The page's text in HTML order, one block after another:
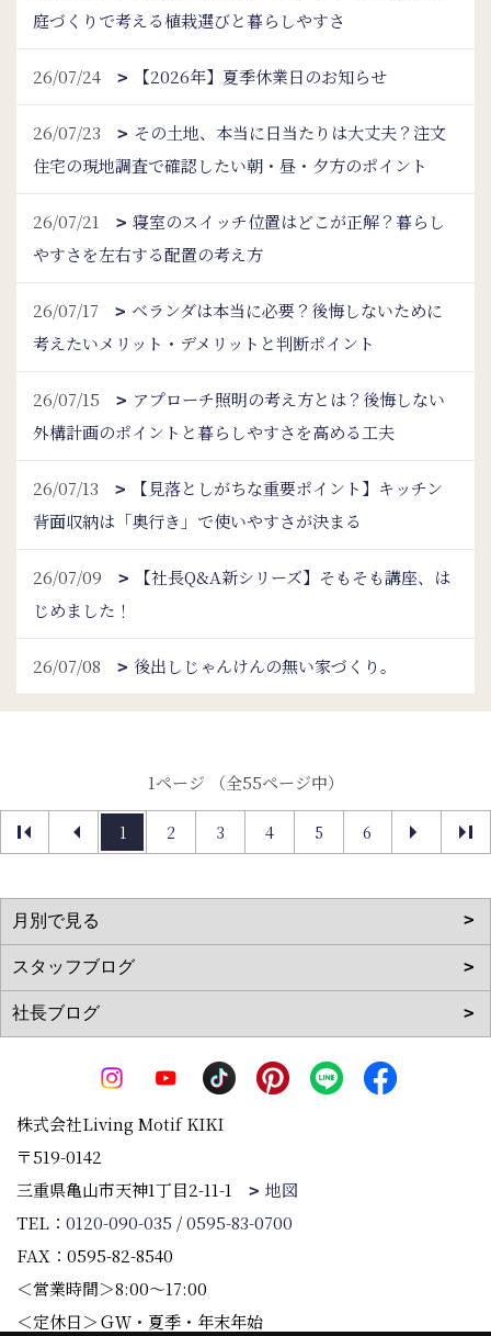
庭づくりで考える植栽選びと暮らしやすさ
26/07/24 【2026年】夏季休業日のお知らせ
26/07/23
その土地、本当に日当たりは大丈夫？注文
住宅の現地調査で確認したい朝・昼・夕方のポイント
26/07/21
寝室のスイッチ位置はどこが正解？暮らし
やすさを左右する配置の考え方
26/07/17
ベランダは本当に必要？後悔しないために
考えたいメリット・デメリットと判断ポイント
26/07/15
アプローチ照明の考え方とは？後悔しない
外構計画のポイントと暮らしやすさを高める工夫
26/07/13
【見落としがちな重要ポイント】キッチン
背面収納は「奥行き」で使いやすさが決まる
26/07/09
【社長Q&A新シリーズ】そもそも講座、は
じめました！
26/07/08 後出しじゃんけんの無い家づくり。
1ページ （全55ページ中）
1 2 3 4 5 6
株式会社Living Motif KIKI
〒519-0142
三重県亀山市天神1丁目2-11-1
地図
TEL： 0120-090-035 /0595-83-0700
FAX：0595-82-8540
＜営業時間＞8:00～17:00
＜定休日＞ＧＷ・夏季・年末年始